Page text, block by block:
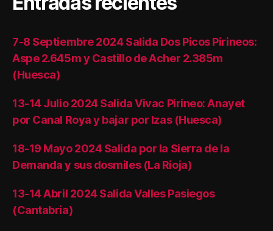
7-8 Septiembre 2024 Salida Dos Picos Pirineos:
Aspe 2.645m y Castillo de Acher 2.385m
(Huesca)
13-14 Julio 2024 Salida Vivac Pirineo: Anayet
por Canal Roya y bajar por Izas (Huesca)
18-19 Mayo 2024 Salida por la Sierra de la
Demanda y sus dosmiles (La Rioja)
13-14 Abril 2024 Salida Valles Pasiegos
(Cantabria)